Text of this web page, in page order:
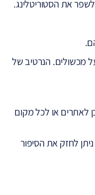
מכשולים. הנרטיב של
לאתרים או לכל מקום
לחזק את הסיפור